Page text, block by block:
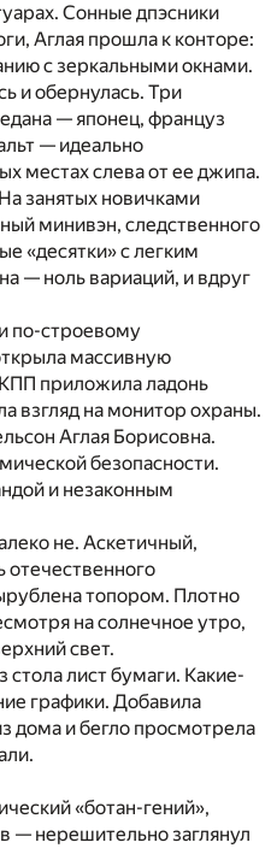
Сонные дпэсники
Аглая прошла к конторе:
с зеркальными окнами.
и обернулась. Три
— японец, француз
— идеально
местах слева от ее джипа.
занятых новичками
минивэн, следственного
«десятки» с легким
— ноль вариаций, и вдруг
по-строевому
массивную
приложила ладонь
взгляд на монитор охраны.
Аглая Борисовна.
безопасности.
и незаконным
не. Аскетичный,
отечественного
топором. Плотно
на солнечное утро,
свет.
стола лист бумаги. Какие-
графики. Добавила
дома и бегло просмотрела
«ботан-гений»,
— нерешительно заглянул